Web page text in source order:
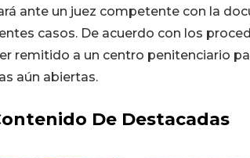
ante un juez competente con la
casos. De acuerdo con los
remitido a un centro penitenciario
aún abiertas.
De Destacadas